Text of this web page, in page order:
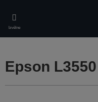
main
content
Izvēlne
Epson